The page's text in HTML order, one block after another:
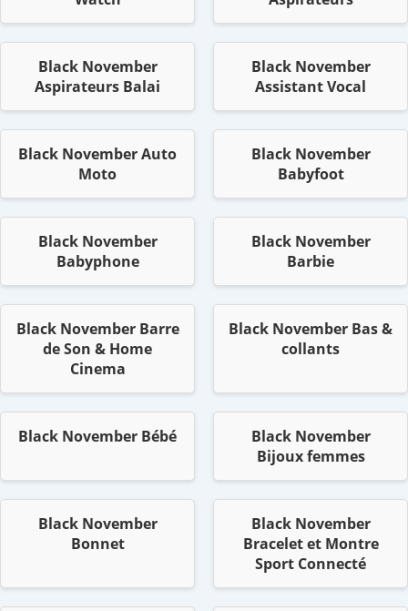
Black November
Aspirateurs Balai
Black November
Assistant Vocal
Black November Auto
Moto
Black November
Babyfoot
Black November
Babyphone
Black November
Barbie
Black November Barre
de Son & Home
Cinema
Black November Bas &
collants
Black November Bébé
Black November
Bijoux femmes
Black November
Bonnet
Black November
Bracelet et Montre
Sport Connecté